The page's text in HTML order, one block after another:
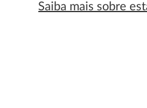
Saiba mais sobre